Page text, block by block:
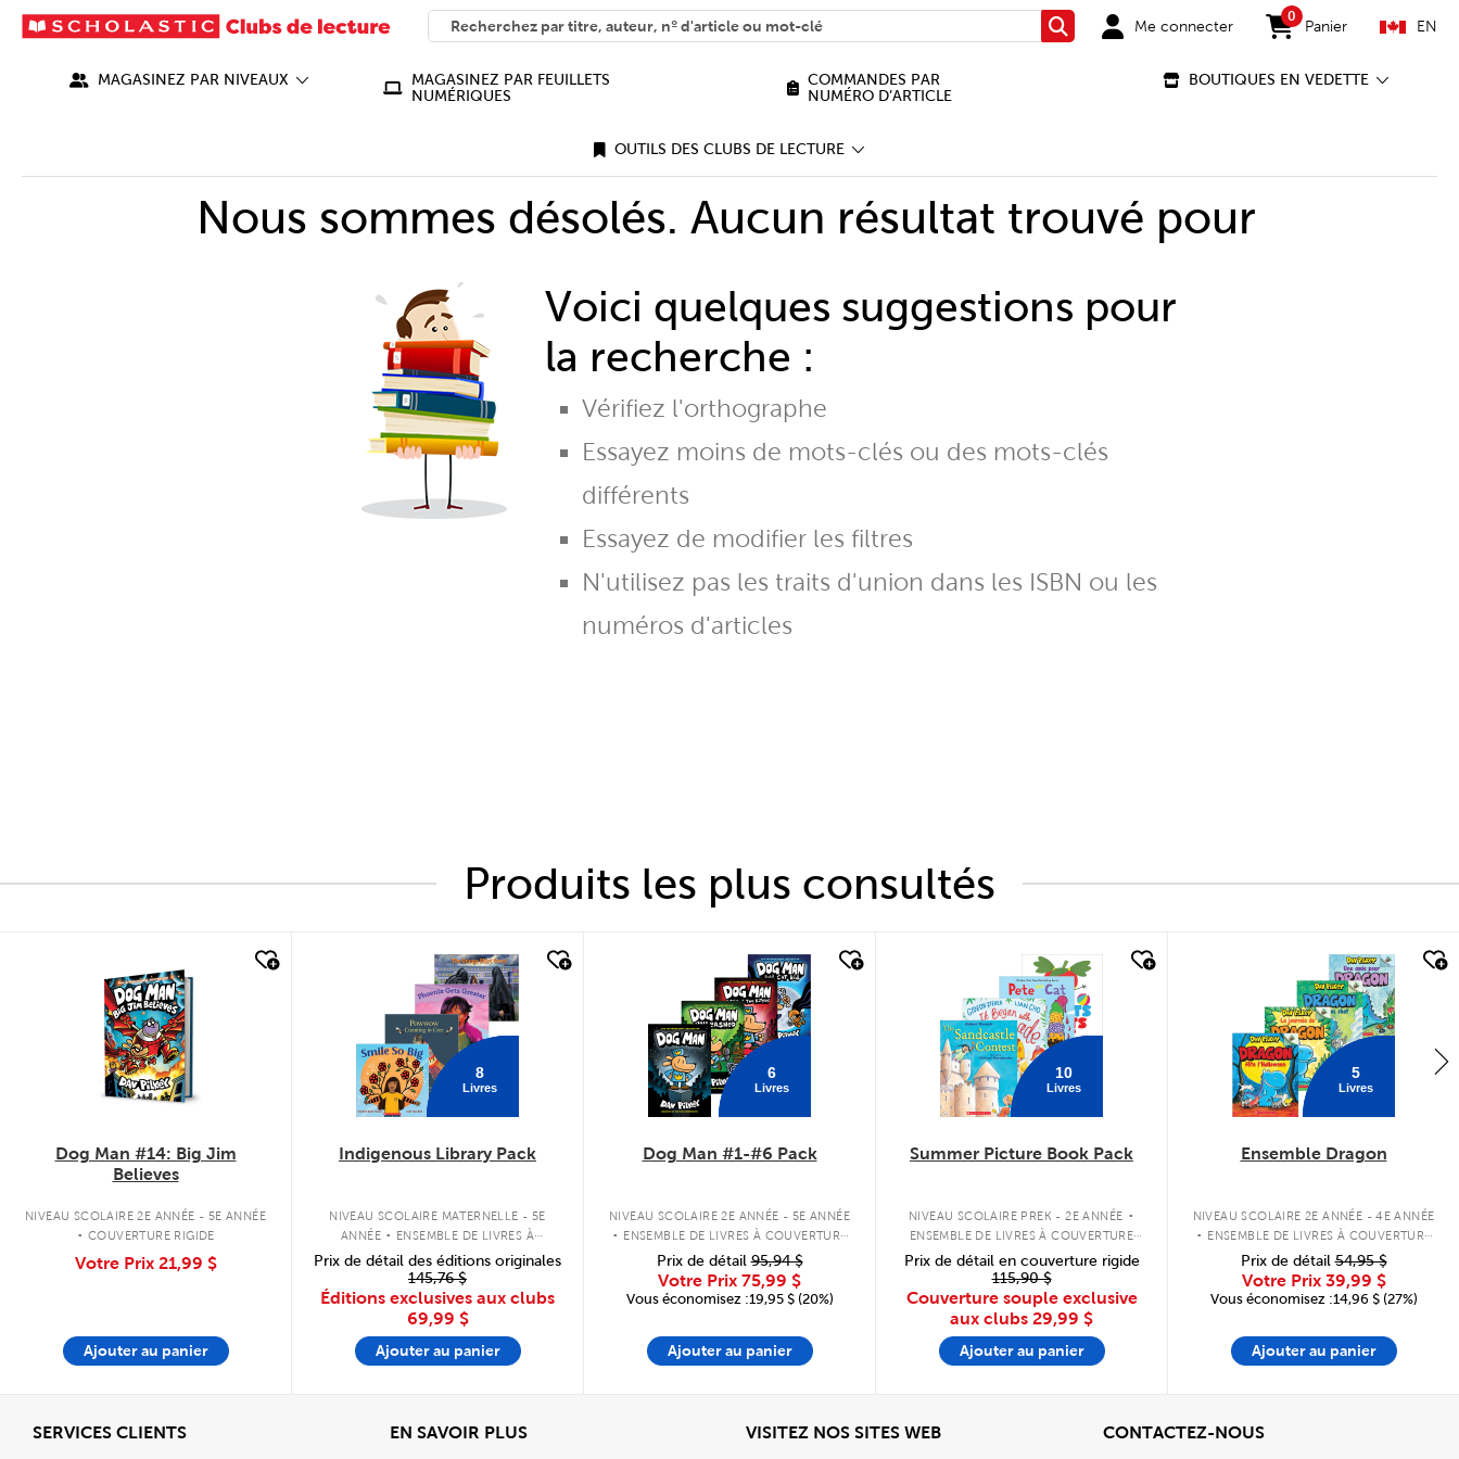
SEARCH
What can we help you find?
RechercherMe connecter
0
items in cart
Panier EN
MAGASINEZ PAR NIVEAUX
MAGASINEZ PAR FEUILLETS
NUMÉRIQUES
COMMANDES PAR
NUMÉRO D’ARTICLE
BOUTIQUES EN VEDETTE
OUTILS DES CLUBS DE LECTURE
Nous sommes désolés. Aucun résultat trouvé pour
Voici quelques suggestions pour
la recherche :
Vérifiez l'orthographe
Essayez moins de mots-clés ou des mots-clés
différents
Essayez de modifier les filtres
N'utilisez pas les traits d'union dans les ISBN ou les
numéros d'articles
Produits les plus consultés
Dog Man #14: Big Jim
Believes
NIVEAU SCOLAIRE 2E ANNÉE - 5E ANNÉE
. COUVERTURE RIGIDE
Votre Prix 21,99 $
Ajouter au panier
8
Livres
Indigenous Library Pack
NIVEAU SCOLAIRE MATERNELLE - 5E
ANNÉE . ENSEMBLE DE LIVRES À
COUVERTURE SOUPLE
Prix de détail des éditions originales
145,76 $
Éditions exclusives aux clubs
69,99 $
Ajouter au panier
6
Livres
Dog Man #1-#6 Pack
NIVEAU SCOLAIRE 2E ANNÉE - 5E ANNÉE
. ENSEMBLE DE LIVRES À COUVERTURE
RIGIDE
Prix de détail95,94 $
Votre Prix 75,99 $
Vous économisez :19,95 $ (20%)
Ajouter au panier
10
Livres
Summer Picture Book Pack
NIVEAU SCOLAIRE PREK - 2E ANNÉE .
ENSEMBLE DE LIVRES À COUVERTURE
Prix de détail en couverture rigide
115,90 $
Couverture souple exclusive
aux clubs 29,99 $
Ajouter au panier
5
Livres
Ensemble Dragon
NIVEAU SCOLAIRE 2E ANNÉE - 4E ANNÉE
. ENSEMBLE DE LIVRES À COUVERTURE
SOUPLE
Prix de détail54,95 $
Votre Prix 39,99 $
Vous économisez :14,96 $ (27%)
Ajouter au panier
SERVICES CLIENTSAfficher EN SAVOIR PLUSView VISITEZ NOS SITES WEBAfficher CONTACTEZ-NOUSView